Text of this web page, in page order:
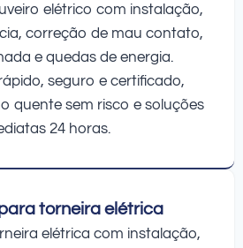
elétrico com instalação,
correção de mau contato,
e quedas de energia.
seguro e certificado,
quente sem risco e soluções
24 horas.
torneira elétrica
elétrica com instalação,